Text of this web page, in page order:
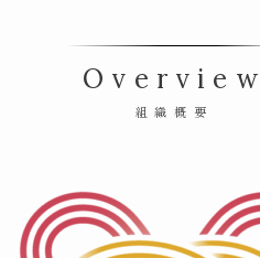
Overview
組織概要